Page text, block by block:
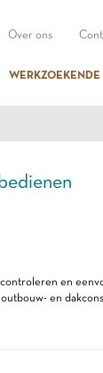
Over ons
WERKZOEKENDE
en
en